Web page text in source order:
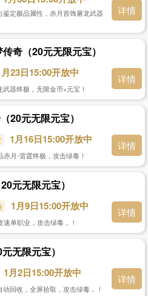
详情
鉴定极品属性，赤月首饰屠龙武器
奇（20元无限元宝）
23日15:00开放中 详情
器终极，无限金币+元宝！
20元无限元宝）
1月16日15:00开放中 详情
月-雷霆终极，攻击绿毒！
元无限元宝）
1月9日15:00开放中 详情
单职业，攻击绿毒，！
无限元宝）
1月2日15:00开放中 详情
回收，全屏拾取，攻击绿毒，！